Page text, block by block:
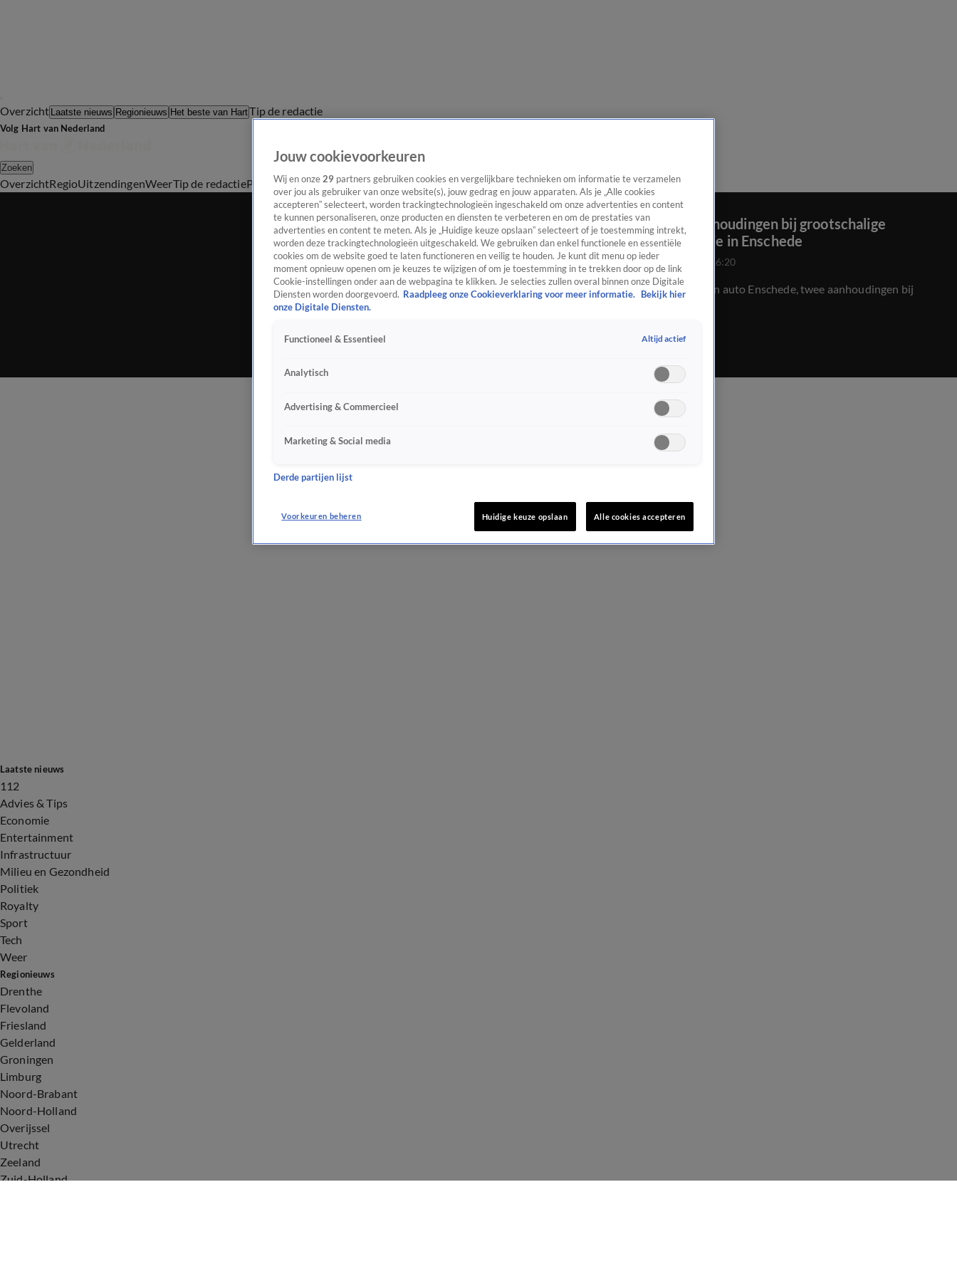
Overzicht Laatste nieuws Regionieuws Het beste van HartTip de redactie
Volg Hart van Nederland
Zoeken
OverzichtRegioUitzendingenWeerTip de redactiePanelVideo's
Twee aanhoudingen bij grootschalige
politieactie in Enschede
24 juli 2020, 16:20
Kogelgaten in auto Enschede, twee aanhoudingen bij
Laatste nieuws
112
Advies & Tips
Economie
Entertainment
Infrastructuur
Milieu en Gezondheid
Politiek
Royalty
Sport
Tech
Weer
Regionieuws
Drenthe
Flevoland
Friesland
Gelderland
Groningen
Limburg
Noord-Brabant
Noord-Holland
Overijssel
Utrecht
Zeeland
Zuid-Holland
Jouw cookievoorkeuren
Wij en onze 29 partners gebruiken cookies en vergelijkbare technieken om informatie te verzamelen
over jou als gebruiker van onze website(s), jouw gedrag en jouw apparaten. Als je „Alle cookies
accepteren” selecteert, worden trackingtechnologieën ingeschakeld om onze advertenties en content
te kunnen personaliseren, onze producten en diensten te verbeteren en om de prestaties van
advertenties en content te meten. Als je „Huidige keuze opslaan” selecteert of je toestemming intrekt,
worden deze trackingtechnologieën uitgeschakeld. We gebruiken dan enkel functionele en essentiële
cookies om de website goed te laten functioneren en veilig te houden. Je kunt dit menu op ieder
moment opnieuw openen om je keuzes te wijzigen of om je toestemming in te trekken door op de link
Cookie-instellingen onder aan de webpagina te klikken. Je selecties zullen overal binnen onze Digitale
Diensten worden doorgevoerd. Raadpleeg onze Cookieverklaring voor meer informatie.
Bekijk hier
onze Digitale Diensten.
Functioneel & Essentieel Altijd actief
Analytisch
Advertising & Commercieel
Marketing & Social media
Derde partijen lijst
Voorkeuren beheren Huidige keuze opslaan Alle cookies accepteren